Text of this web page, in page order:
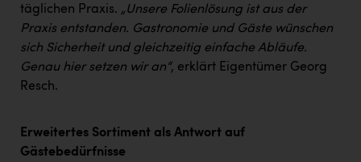
SCRI - Salzburg Cancer Research Institute
SCHMACHTL GmbH
Schwingshandl - automation technology gmbh
Smurfit Westrock Nettingsdorf
täglichen Praxis. „Unsere Folienlösung ist aus der
Praxis entstanden. Gastronomie und Gäste wünschen
sich Sicherheit und gleichzeitig einfache Abläufe.
Genau hier setzen wir an“, erklärt Eigentümer Georg
Resch.
Erweitertes Sortiment als Antwort auf
Gästebedürfnisse